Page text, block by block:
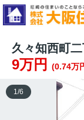
久々知西町
9万円 (0.74万
1/6